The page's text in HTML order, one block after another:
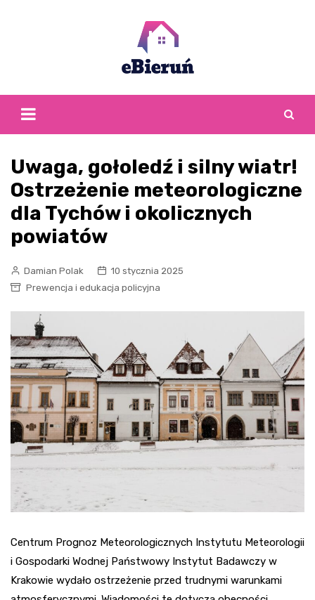
Uwaga, gołoledź i silny wiatr!
Ostrzeżenie meteorologiczne
dla Tychów i okolicznych
powiatów
Damian Polak
10 stycznia 2025
Prewencja i edukacja policyjna
Centrum Prognoz Meteorologicznych Instytutu Meteorologii
i Gospodarki Wodnej Państwowy Instytut Badawczy w
Krakowie wydało ostrzeżenie przed trudnymi warunkami